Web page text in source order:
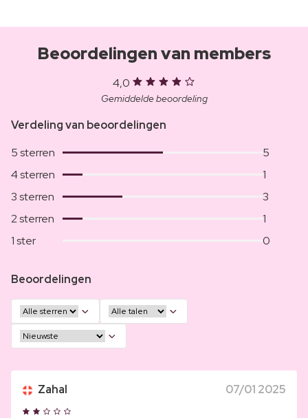
Beoordelingen van members
4,0
Gemiddelde beoordeling
Verdeling van beoordelingen
5 sterren
5
4 sterren
1
3 sterren
3
2 sterren
1
1 ster
0
Beoordelingen
Zahal 07/01 2025